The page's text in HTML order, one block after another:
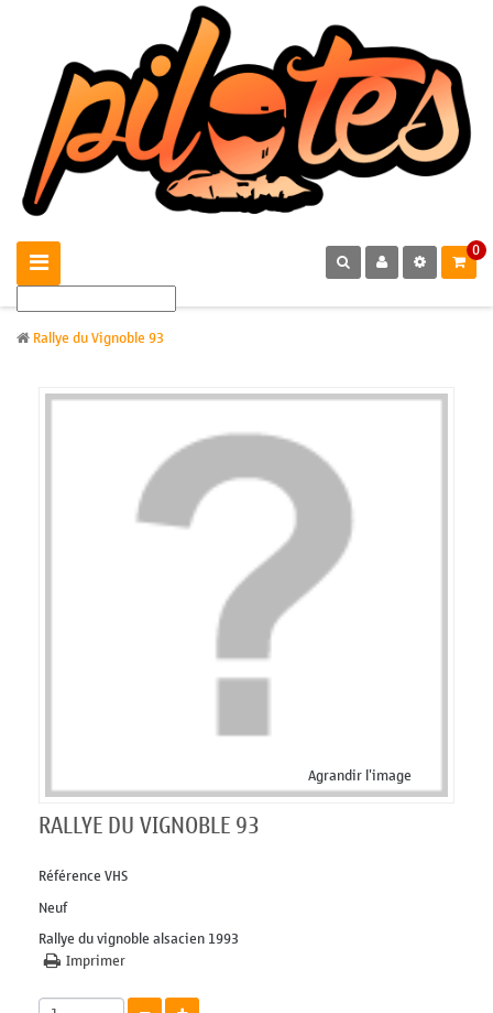
0
Rallye du Vignoble 93
Agrandir l'image
RALLYE DU VIGNOBLE 93
RéférenceVHS
Neuf
Rallye du vignoble alsacien 1993
Imprimer